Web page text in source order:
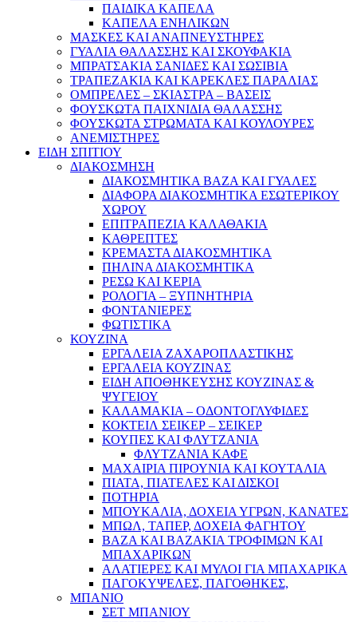
ΠΑΙΔΙΚΑ ΚΑΠΕΛΑ
ΚΑΠΕΛΑ ΕΝΗΛΙΚΩΝ
ΜΑΣΚΕΣ ΚΑΙ ΑΝΑΠΝΕΥΣΤΗΡΕΣ
ΓΥΑΛΙΑ ΘΑΛΑΣΣΗΣ ΚΑΙ ΣΚΟΥΦΑΚΙΑ
ΜΠΡΑΤΣΑΚΙΑ ΣΑΝΙΔΕΣ ΚΑΙ ΣΩΣΙΒΙΑ
ΤΡΑΠΕΖΑΚΙΑ ΚΑΙ ΚΑΡΕΚΛΕΣ ΠΑΡΑΛΙΑΣ
ΟΜΠΡΕΛΕΣ – ΣΚΙΑΣΤΡΑ – ΒΑΣΕΙΣ
ΦΟΥΣΚΩΤΑ ΠΑΙΧΝΙΔΙΑ ΘΑΛΑΣΣΗΣ
ΦΟΥΣΚΩΤΑ ΣΤΡΩΜΑΤΑ ΚΑΙ ΚΟΥΛΟΥΡΕΣ
ΑΝΕΜΙΣΤΗΡΕΣ
ΕΙΔΗ ΣΠΙΤΙΟΥ
ΔΙΑΚΟΣΜΗΣΗ
ΔΙΑΚΟΣΜΗΤΙΚΑ ΒΑΖΑ ΚΑΙ ΓΥΑΛΕΣ
ΔΙΑΦΟΡΑ ΔΙΑΚΟΣΜΗΤΙΚΑ ΕΣΩΤΕΡΙΚΟΥ
ΧΩΡΟΥ
ΕΠΙΤΡΑΠΕΖΙΑ ΚΑΛΑΘΑΚΙΑ
ΚΑΘΡΕΠΤΕΣ
ΚΡΕΜΑΣΤΑ ΔΙΑΚΟΣΜΗΤΙΚΑ
ΠΗΛΙΝΑ ΔΙΑΚΟΣΜΗΤΙΚΑ
ΡΕΣΩ ΚΑΙ ΚΕΡΙΑ
ΡΟΛΟΓΙΑ – ΞΥΠΝΗΤΗΡΙΑ
ΦΟΝΤΑΝΙΕΡΕΣ
ΦΩΤΙΣΤΙΚΑ
ΚΟΥΖΙΝΑ
ΕΡΓΑΛΕΙΑ ΖΑΧΑΡΟΠΛΑΣΤΙΚΗΣ
ΕΡΓΑΛΕΙΑ ΚΟΥΖΙΝΑΣ
ΕΙΔΗ ΑΠΟΘΗΚΕΥΣΗΣ ΚΟΥΖΙΝΑΣ &
ΨΥΓΕΙΟΥ
ΚΑΛΑΜΑΚΙΑ – ΟΔΟΝΤΟΓΛΥΦΙΔΕΣ
ΚΟΚΤΕΙΛ ΣΕΙΚΕΡ – ΣΕΙΚΕΡ
ΚΟΥΠΕΣ ΚΑΙ ΦΛΥΤΖΑΝΙΑ
ΦΛΥΤΖΑΝΙΑ ΚΑΦΕ
ΜΑΧΑΙΡΙΑ ΠΙΡΟΥΝΙΑ ΚΑΙ ΚΟΥΤΑΛΙΑ
ΠΙΑΤΑ, ΠΙΑΤΕΛΕΣ ΚΑΙ ΔΙΣΚΟΙ
ΠΟΤΗΡΙΑ
ΜΠΟΥΚΑΛΙΑ, ΔΟΧΕΙΑ ΥΓΡΩΝ, ΚΑΝΑΤΕΣ
ΜΠΩΛ, ΤΑΠΕΡ, ΔΟΧΕΙΑ ΦΑΓΗΤΟΥ
ΒΑΖΑ ΚΑΙ ΒΑΖΑΚΙΑ ΤΡΟΦΙΜΩΝ ΚΑΙ
ΜΠΑΧΑΡΙΚΩΝ
ΑΛΑΤΙΕΡΕΣ ΚΑΙ ΜΥΛΟΙ ΓΙΑ ΜΠΑΧΑΡΙΚΑ
ΠΑΓΟΚΥΨΕΛΕΣ, ΠΑΓΟΘΗΚΕΣ,
ΜΠΑΝΙΟ
ΣΕΤ ΜΠΑΝΙΟΥ